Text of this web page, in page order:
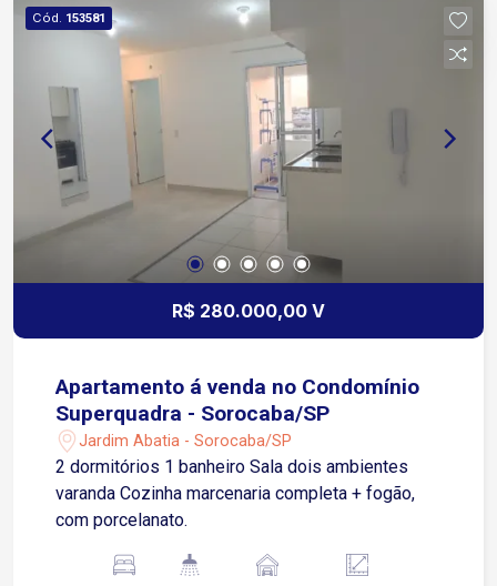
Cód. 153581
R$ 280.000,00 V
Apartamento á venda no Condomínio
Superquadra - Sorocaba/SP
Jardim Abatia - Sorocaba/SP
2 dormitórios 1 banheiro Sala dois ambientes
varanda Cozinha marcenaria completa + fogão,
com porcelanato.